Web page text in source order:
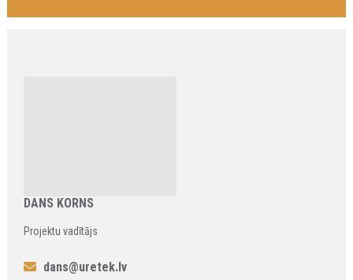
DANS KORNS
Projektu vadītājs
dans@uretek.lv